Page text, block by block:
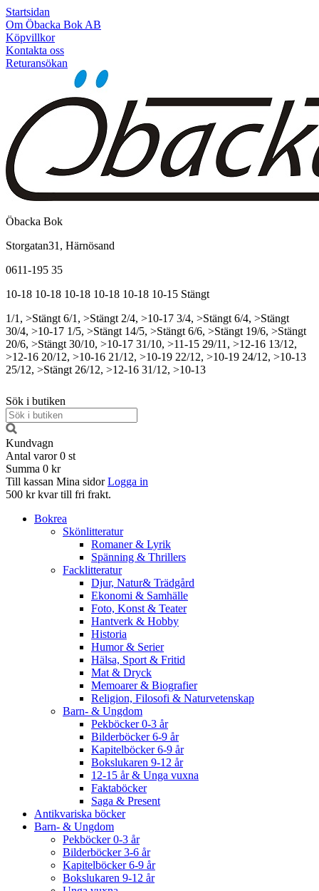
Startsidan
Om Öbacka Bok AB
Köpvillkor
Kontakta oss
Returansökan
Öbacka Bok
Storgatan31, Härnösand
0611-195 35
10-18 10-18 10-18 10-18 10-18 10-15 Stängt
1/1, >Stängt 6/1, >Stängt 2/4, >10-17 3/4, >Stängt 6/4, >Stängt
30/4, >10-17 1/5, >Stängt 14/5, >Stängt 6/6, >Stängt 19/6, >Stängt
20/6, >Stängt 30/10, >10-17 31/10, >11-15 29/11, >12-16 13/12,
>12-16 20/12, >10-16 21/12, >10-19 22/12, >10-19 24/12, >10-13
25/12, >Stängt 26/12, >12-16 31/12, >10-13
Sök i butiken
Kundvagn
Antal varor 0 st
Summa 0 kr
Till kassan Mina sidor Logga in
500 kr kvar till fri frakt.
Bokrea
Skönlitteratur
Romaner & Lyrik
Spänning & Thrillers
Facklitteratur
Djur, Natur& Trädgård
Ekonomi & Samhälle
Foto, Konst & Teater
Hantverk & Hobby
Historia
Humor & Serier
Hälsa, Sport & Fritid
Mat & Dryck
Memoarer & Biografier
Religion, Filosofi & Naturvetenskap
Barn- & Ungdom
Pekböcker 0-3 år
Bilderböcker 6-9 år
Kapitelböcker 6-9 år
Bokslukaren 9-12 år
12-15 år & Unga vuxna
Faktaböcker
Saga & Present
Antikvariska böcker
Barn- & Ungdom
Pekböcker 0-3 år
Bilderböcker 3-6 år
Kapitelböcker 6-9 år
Bokslukaren 9-12 år